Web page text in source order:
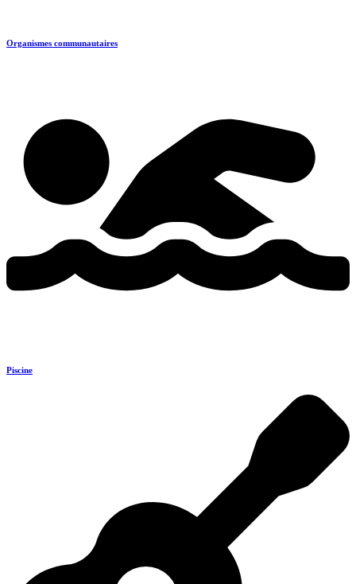
Organismes communautaires
Piscine